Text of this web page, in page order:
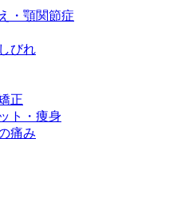
・顎関節症
びれ
正
ト・痩身
痛み